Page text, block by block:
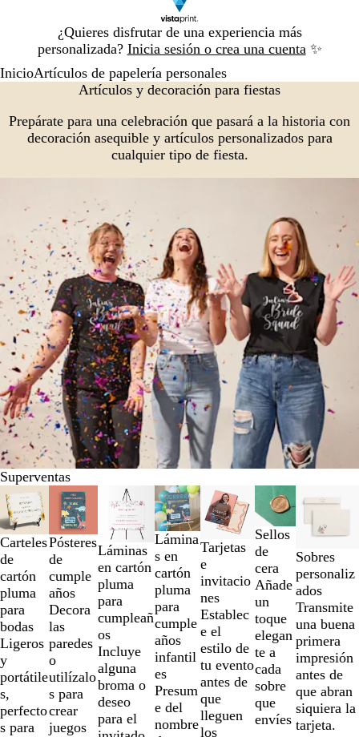
¿Quieres disfrutar de una experiencia más
personalizada? Inicia sesión o crea una cuenta ✨
1
InicioArtículos de papelería personales
Artículos y decoración para fiestas
Prepárate para una celebración que pasará a la historia con
decoración asequible y artículos personalizados para
cualquier tipo de fiesta.
Superventas
Opciones nuevas
Carteles
de
cartón
pluma
para
bodas
Ligeros
y
portátile
s,
perfecto
s para
Pósteres
de
cumple
años
Decora
las
paredes
o
utilízalo
s para
crear
juegos
Opciones nuevas
Láminas
en cartón
pluma
para
cumpleañ
os
Incluye
alguna
broma o
deseo
para el
Opciones nuevas
Lámina
s en
cartón
pluma
para
cumple
años
infantil
es
Presum
e del
nombre
Tarjetas
e
invitacio
nes
Establec
e el
estilo de
tu evento
antes de
que
lleguen
los
Sellos
de
cera
Añade
un
toque
elegan
te a
cada
sobre
que
envíes
Sobres
personaliz
ados
Transmite
una buena
primera
impresión
antes de
que abran
siquiera la
tarjeta.
Diapositivas
de
la
1
a
la
2
de
un
total
de
7